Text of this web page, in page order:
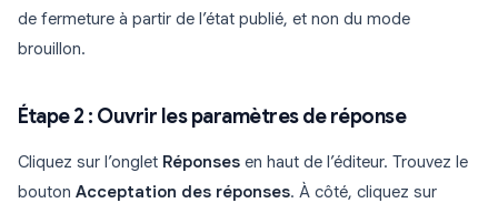
de fermeture à partir de l’état publié, et non du mode
brouillon.
Étape 2 : Ouvrir les paramètres de réponse
Cliquez sur l’onglet Réponses en haut de l’éditeur. Trouvez le
bouton Acceptation des réponses. À côté, cliquez sur